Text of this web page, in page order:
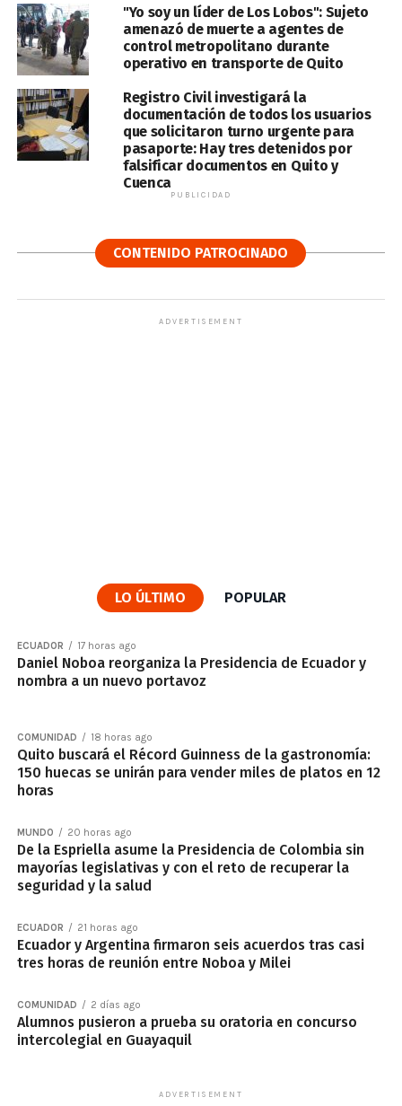
"Yo soy un líder de Los Lobos": Sujeto
amenazó de muerte a agentes de
control metropolitano durante
operativo en transporte de Quito
Registro Civil investigará la
documentación de todos los usuarios
que solicitaron turno urgente para
pasaporte: Hay tres detenidos por
falsificar documentos en Quito y
Cuenca
PUBLICIDAD
CONTENIDO PATROCINADO
ADVERTISEMENT
LO ÚLTIMO POPULAR
ECUADOR 17 horas ago
Daniel Noboa reorganiza la Presidencia de Ecuador y
nombra a un nuevo portavoz
COMUNIDAD 18 horas ago
Quito buscará el Récord Guinness de la gastronomía:
150 huecas se unirán para vender miles de platos en 12
horas
MUNDO 20 horas ago
De la Espriella asume la Presidencia de Colombia sin
mayorías legislativas y con el reto de recuperar la
seguridad y la salud
ECUADOR 21 horas ago
Ecuador y Argentina firmaron seis acuerdos tras casi
tres horas de reunión entre Noboa y Milei
COMUNIDAD 2 días ago
Alumnos pusieron a prueba su oratoria en concurso
intercolegial en Guayaquil
ADVERTISEMENT